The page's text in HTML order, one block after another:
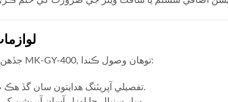
جڏهن توهان خريد ڪريو MK-GY-400, توهان وصول ڪندا:
تفصيلي آپريٽنگ هدايتون سان گڏ هڪ صارف دستياب.